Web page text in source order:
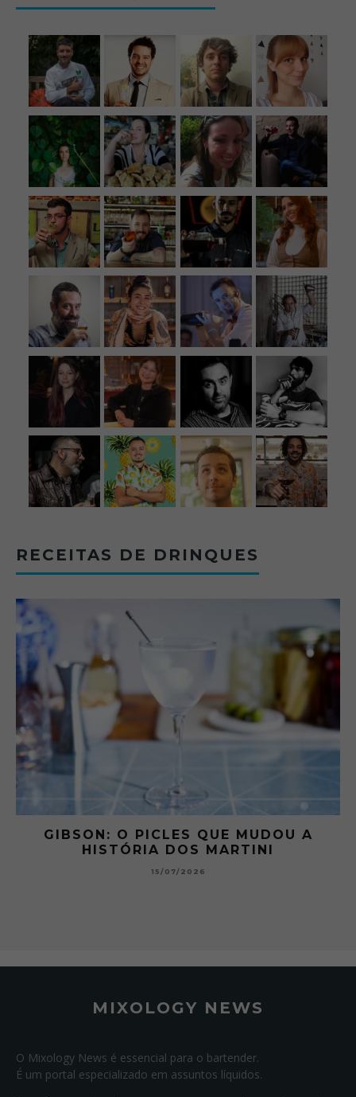
RECEITAS DE DRINQUES
GIBSON: O PICLES QUE MUDOU A
HISTÓRIA DOS MARTINI
15/07/2026
MIXOLOGY NEWS
O Mixology News é essencial para o bartender.
É um portal especializado em assuntos líquidos.